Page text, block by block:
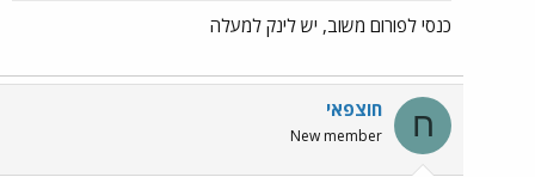
כנסי לפורום משוב, יש לינק למעלה
ח חוצפאי
New member